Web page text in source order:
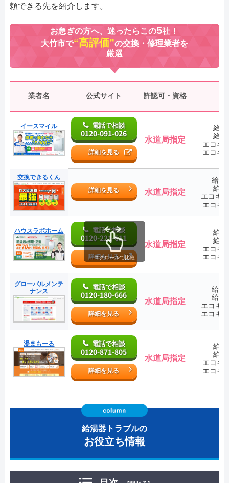
頼できる先を紹介します。
お急ぎの方へ、迷ったらこの5社！
大竹市で“高評価”の交換・修理業者を
厳選
業者名 公式サイト 許認可・資格
イースマイル 電話で相談
0120-091-026
詳細を見る
水道局指定
給
給
エコキ
エコキ
交換できるくん
詳細を見る
水道局指定
給湯
給
エコキ
エコキ
ハウスラボホーム 電話で相談
0120-221-611
詳細を見る
水道局指定
給
給
エコキ
エコキ
グローバルメンテ
ナンス
電話で相談
0120-180-666
詳細を見る
水道局指定
給湯
給湯
エコキ
エコキ
湯まもーる 電話で相談
0120-871-805
詳細を見る
水道局指定
給
給
エコキ
エコキ
スクロールで比較
給湯器トラブルの
お役立ち情報